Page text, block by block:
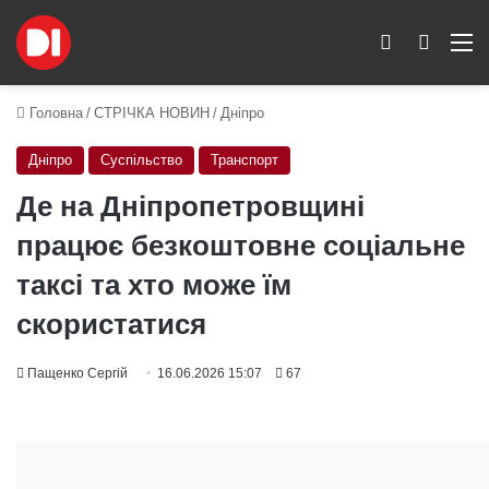
Пошук
Switch skin
Головна / СТРІЧКА НОВИН / Дніпро
Дніпро Суспільство Транспорт
Де на Дніпропетровщині
працює безкоштовне соціальне
таксі та хто може їм
скористатися
Пащенко Сергій 16.06.2026 15:07 67